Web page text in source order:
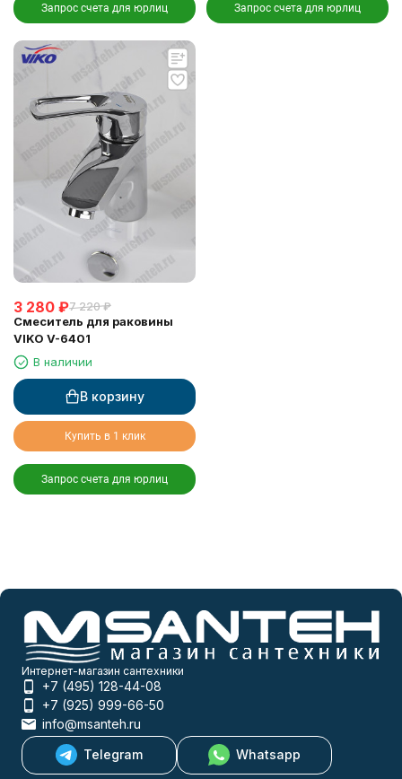
Запрос счета для юрлиц Запрос счета для юрлиц
3 280 ₽7 220 ₽
Смеситель для раковины
VIKO V-6401
В наличии
В корзину
Купить в 1 клик
Запрос счета для юрлиц
Интернет-магазин сантехники
+7 (495) 128-44-08
+7 (925) 999-66-50
info@msanteh.ru
Telegram
Whatsapp